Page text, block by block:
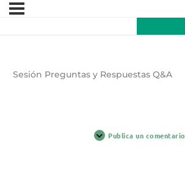
Sesión Preguntas y Respuestas Q&A
Publica un comentario